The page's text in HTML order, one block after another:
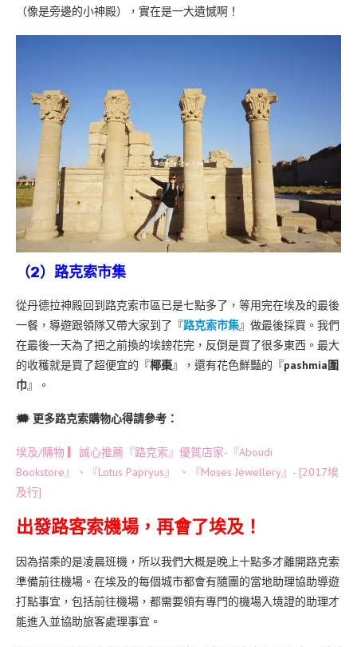
（像是旁邊的小神殿），實在是一大遺憾啊！
（2）路克索市集
從丹德拉神殿回到路克索市區已是七點多了，等用完在埃及的最後
一餐，導遊跟領隊又帶大家到了『路克索市集』做最後採買。我們
在最後一天為了把之前換的埃鎊花完，反倒是買了很多東西。最大
的收穫就是買了超便宜的『椰棗』，還有花色鮮豔的『pashmia圍
巾』。
🗯 更多路克索購物心得請參考：
埃及/購物 ▎誠心推薦『路克索』優質店家-『Aboudi
Bookstore』、『Lotus Papryus』 、『Moses Jewellery』- [2017埃
及行]
出發路客索機場，再會了埃及！
因為搭乘的是凌晨班機，所以我們大概是晚上十點多才離開路克索
準備前往機場。在埃及的每個城市都會有隨團的當地助理協助導遊
打點事宜，包括前往機場，都需要領有專門的機場入境證的助理才
能進入並協助旅客處理事宜。